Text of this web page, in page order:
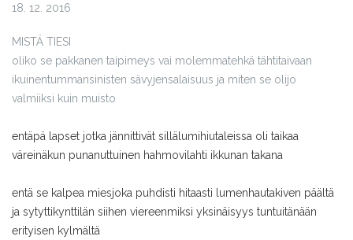
18. 12. 2016
MISTÄ TIESI
oliko se pakkanen taipimeys vai molemmatehkä tähtitaivaan
ikuinentummansinisten sävyjensalaisuus ja miten se olijo
valmiiksi kuin muisto
entäpä lapset jotka jännittivät sillälumihiutaleissa oli taikaa
väreinäkun punanuttuinen hahmovilahti ikkunan takana
entä se kalpea miesjoka puhdisti hitaasti lumenhautakiven päältä
ja sytyttikynttilän siihen viereenmiksi yksinäisyys tuntuitänään
erityisen kylmältä